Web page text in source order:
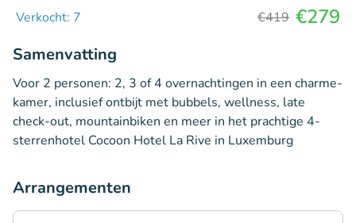
Verkocht: 7 €419 €279
Samenvatting
Voor 2 personen: 2, 3 of 4 overnachtingen in een charme-
kamer, inclusief ontbijt met bubbels, wellness, late
check-out, mountainbiken en meer in het prachtige 4-
sterrenhotel Cocoon Hotel La Rive in Luxemburg
Arrangementen